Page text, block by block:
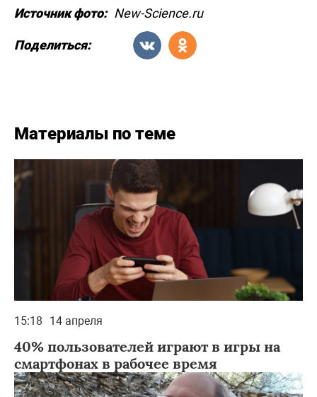
Источник фото: New-Science.ru
Поделиться:
Материалы по теме
15:18 14 апреля
40% пользователей играют в игры на
смартфонах в рабочее время